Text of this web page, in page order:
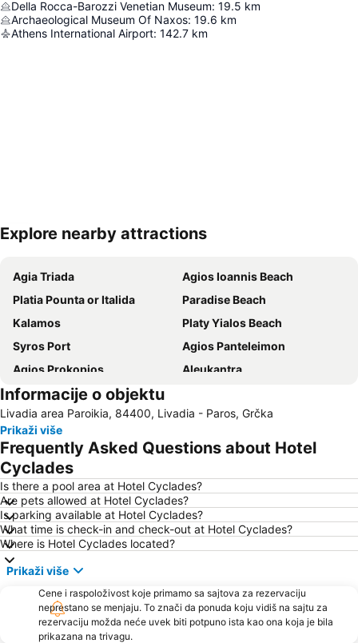
Della Rocca-Barozzi Venetian Museum: 19.5 km
Archaeological Museum Of Naxos: 19.6 km
Athens International Airport: 142.7 km
Explore nearby attractions
Agia Triada
Agios Ioannis Beach
Platia Pounta or Italida
Paradise Beach
Kalamos
Platy Yialos Beach
Syros Port
Agios Panteleimon
Agios Prokopios
Aleukantra
Theologos
Elia
Informacije o objektu
Livadia area Paroikia, 84400, Livadia - Paros, Grčka
Prikaži više
Frequently Asked Questions about Hotel
Cyclades
Is there a pool area at Hotel Cyclades?
Are pets allowed at Hotel Cyclades?
Is parking available at Hotel Cyclades?
What time is check-in and check-out at Hotel Cyclades?
Where is Hotel Cyclades located?
Prikaži više
Cene i raspoloživost koje primamo sa sajtova za rezervaciju
neprestano se menjaju. To znači da ponuda koju vidiš na sajtu za
rezervaciju možda neće uvek biti potpuno ista kao ona koja je bila
prikazana na trivagu.